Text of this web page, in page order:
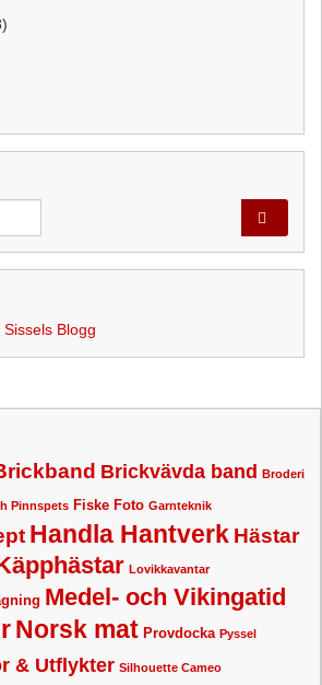
Blogg
Brickvävda band Broderi
Pinnspets Fiske Foto Garnteknik
Handla Hantverk Hästar
Lovikkavantar
Medel- och Vikingatid
Norsk mat Provdocka Pyssel
& Utflykter Silhouette Cameo